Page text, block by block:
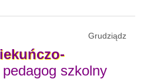
Grudziądz
szkolny